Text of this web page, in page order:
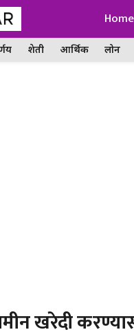
Home
शेती आर्थिक लोन
खरेदी